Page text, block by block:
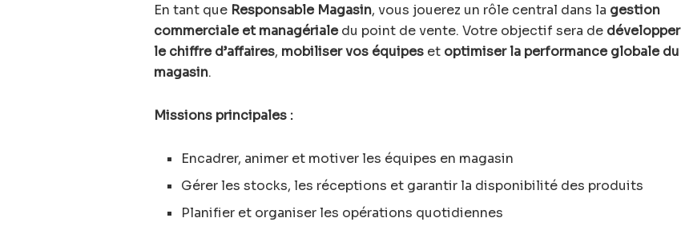
En tant que Responsable Magasin, vous jouerez un rôle central dans la gestion
commerciale et managérialedu point de vente. Votre objectif sera de développer
le chiffre d’affaires, mobiliser vos équipes et optimiser la performance globale du
magasin.
Missions principales :
Encadrer, animer et motiver les équipes en magasin
Gérer les stocks, les réceptions et garantir la disponibilité des produits
Planifier et organiser les opérations quotidiennes